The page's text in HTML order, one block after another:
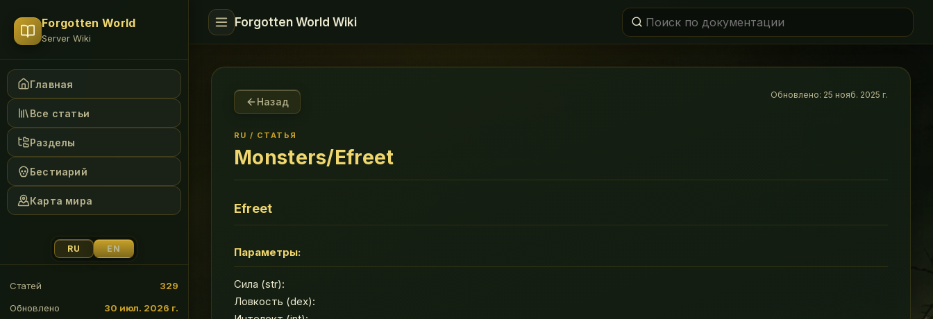
Forgotten World
Server Wiki
Главная
Все статьи
Разделы
Бестиарий
Карта мира
RU EN
Статей
329
Обновлено
30 июл. 2026 г.
Forgotten World Wiki
Назад
RU / СТАТЬЯ
Monsters/Efreet
Обновлено: 25 нояб. 2025 г.
Efreet
Параметры:
Сила (str):
Ловкость (dex):